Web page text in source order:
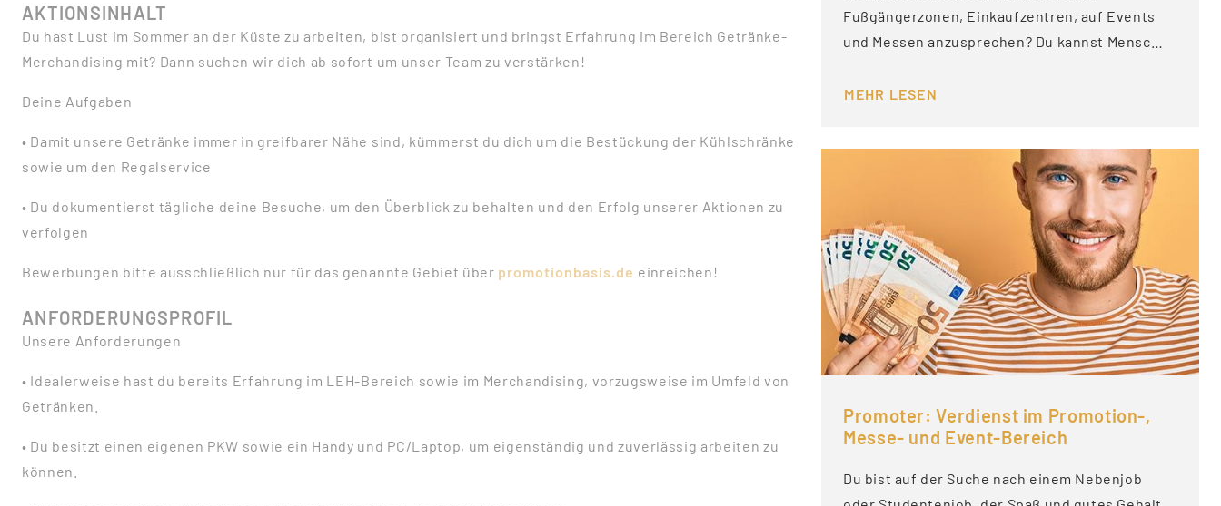
AKTIONSINHALT
Du hast Lust im Sommer an der Küste zu arbeiten, bist organisiert und bringst Erfahrung im Bereich Getränke-
Merchandising mit? Dann suchen wir dich ab sofort um unser Team zu verstärken!
Deine Aufgaben
• Damit unsere Getränke immer in greifbarer Nähe sind, kümmerst du dich um die Bestückung der Kühlschränke
sowie um den Regalservice
• Du dokumentierst tägliche deine Besuche, um den Überblick zu behalten und den Erfolg unserer Aktionen zu
verfolgen
Bewerbungen bitte ausschließlich nur für das genannte Gebiet über promotionbasis.de einreichen!
ANFORDERUNGSPROFIL
Unsere Anforderungen
• Idealerweise hast du bereits Erfahrung im LEH-Bereich sowie im Merchandising, vorzugsweise im Umfeld von
Getränken.
• Du besitzt einen eigenen PKW sowie ein Handy und PC/Laptop, um eigenständig und zuverlässig arbeiten zu
können.
Fußgängerzonen, Einkaufzentren, auf Events
und Messen anzusprechen? Du kannst Mensc…
MEHR LESEN
Promoter: Verdienst im Promotion-,
Messe- und Event-Bereich
Du bist auf der Suche nach einem Nebenjob